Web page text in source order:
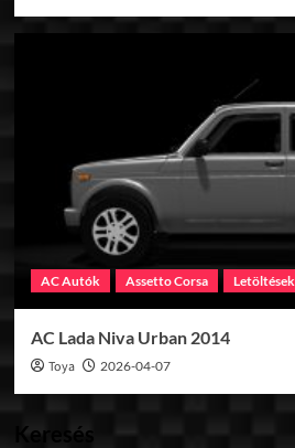
AC Autók Assetto Corsa Letöltések
AC Lada Niva Urban 2014
Toya 2026-04-07
Keresés